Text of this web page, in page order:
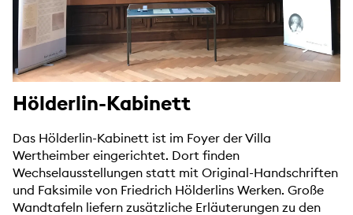
Hölderlin-Kabinett
Das Hölderlin-Kabinett ist im Foyer der Villa
Wertheimber eingerichtet. Dort finden
Wechselausstellungen statt mit Original-Handschriften
und Faksimile von Friedrich Hölderlins Werken. Große
Wandtafeln liefern zusätzliche Erläuterungen zu den